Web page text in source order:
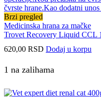
Brzi pregled
Medicinska hrana za mačke
Trovet Recovery Liquid CCL
620,00 RSD Dodaj u korpu
1 na zalihama